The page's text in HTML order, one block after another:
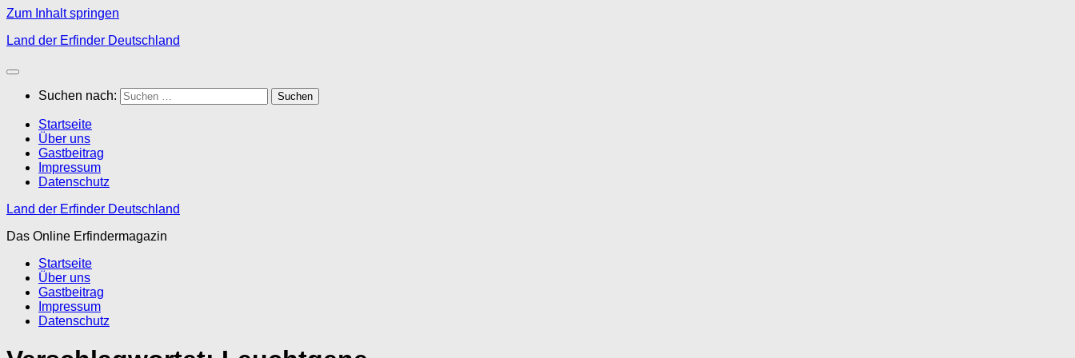
Zum Inhalt springen
Land der Erfinder Deutschland
Suchen nach:
Startseite
Über uns
Gastbeitrag
Impressum
Datenschutz
Land der Erfinder Deutschland
Das Online Erfindermagazin
Startseite
Über uns
Gastbeitrag
Impressum
Datenschutz